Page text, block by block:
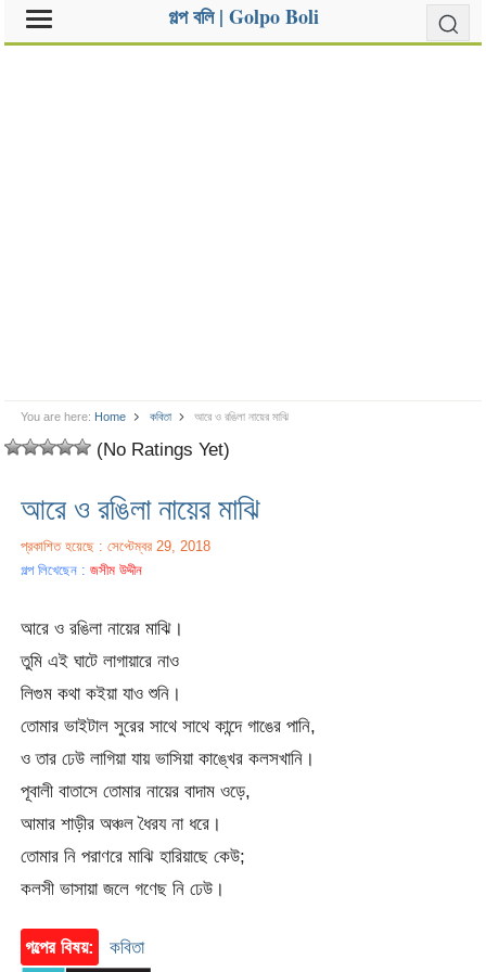
গল্প বলি | Golpo Boli
You are here: Home কবিতা আরে ও রঙিলা নায়ের মাঝি
(No Ratings Yet)
আরে ও রঙিলা নায়ের মাঝি
প্রকাশিত হয়েছে : সেপ্টেম্বর 29, 2018
গল্প লিখেছেন :জসীম উদ্দীন
আরে ও রঙিলা নায়ের মাঝি।
তুমি এই ঘাটে লাগায়ারে নাও
লিগুম কথা কইয়া যাও শুনি।
তোমার ভাইটাল সুরের সাথে সাথে কান্দে গাঙের পানি,
ও তার ঢেউ লাগিয়া যায় ভাসিয়া কাঙ্খের কলসখানি।
পূবালী বাতাসে তোমার নায়ের বাদাম ওড়ে,
আমার শাড়ীর অঞ্চল ধৈরয না ধরে।
তোমার নি পরাণরে মাঝি হারিয়াছে কেউ;
কলসী ভাসায়া জলে গণেছ নি ঢেউ।
গল্পের বিষয়: কবিতা